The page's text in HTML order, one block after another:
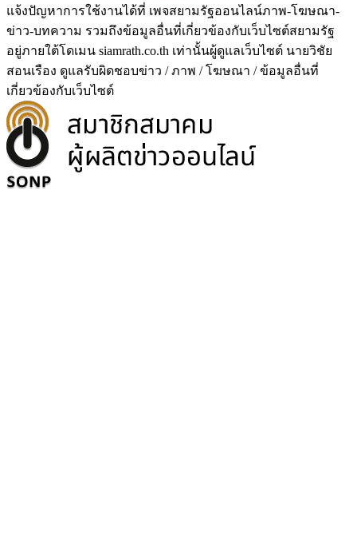
แจ้งปัญหาการใช้งานได้ที่ เพจสยามรัฐออนไลน์ภาพ-โฆษณา-
ข่าว-บทความ รวมถึงข้อมูลอื่นที่เกี่ยวข้องกับเว็บไซต์สยามรัฐ
อยู่ภายใต้โดเมน siamrath.co.th เท่านั้นผู้ดูแลเว็บไซต์ นายวิชัย
สอนเรือง ดูแลรับผิดชอบข่าว / ภาพ / โฆษณา / ข้อมูลอื่นที่
เกี่ยวข้องกับเว็บไซต์